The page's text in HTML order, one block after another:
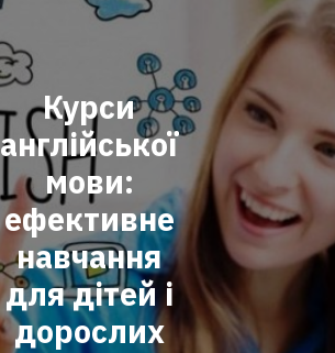
Курси
англійської
мови:
ефективне
навчання
для дітей і
дорослих